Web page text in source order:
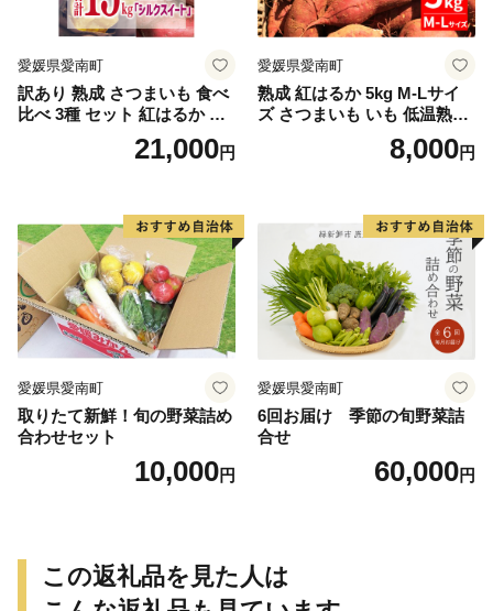
愛媛県愛南町
訳あり 熟成 さつまいも 食べ
比べ 3種 セット 紅はるか 安
納芋 シルクスイート 合計 15
kg サイズ混合 サツマイモ 焼
芋 ほしいも スイートポテト
いも天 サイズミックス 甘い
ねっとり 生芋 新芋 あんのう
いも 甘藷 べにはるか スイー
ツ 国産 糖度 産地直送 農家直
送 数量限定 21000円 愛媛 愛
南 ミッチーのおみかん畑
21,000円
愛媛県愛南町
熟成 紅はるか 5kg M-Lサイ
ズ さつまいも いも 低温熟成
完全熟成収穫 甘い 糖度 焼き
芋 やきいも スイートポテト
8,000円
愛媛県愛南町
取りたて新鮮！旬の野菜詰め
合わせセット
10,000円
愛媛県愛南町
6回お届け 季節の旬野菜詰
合せ
60,000円
この返礼品を見た人は